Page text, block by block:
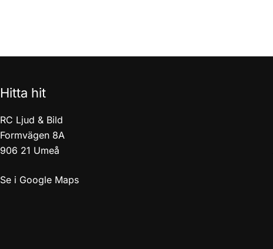
Hitta hit
RC Ljud & Bild
Formvägen 8A
906 21 Umeå
Se i Google Maps